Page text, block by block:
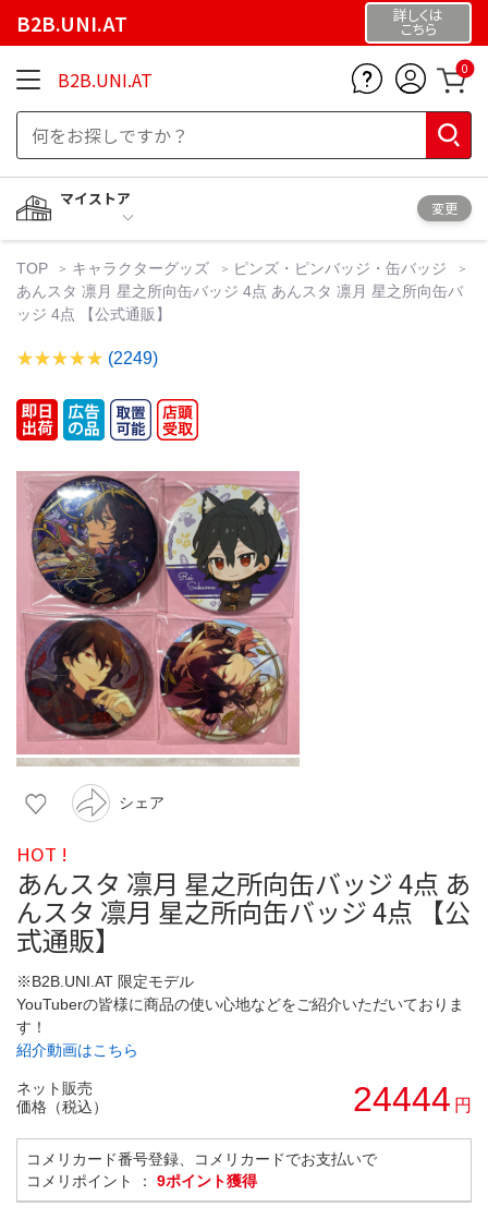
B2B.UNI.AT 詳しくは
こちら
B2B.UNI.AT 0
マイストア
変更
TOP キャラクターグッズ
ピンズ・ピンバッジ・缶バッジ
あんスタ 凛月 星之所向缶バッジ 4点 あんスタ 凛月 星之所向缶バ
ッジ 4点 【公式通販】
(2249)
シェア
HOT !
あんスタ 凛月 星之所向缶バッジ 4点 あ
んスタ 凛月 星之所向缶バッジ 4点 【公
式通販】
※B2B.UNI.AT 限定モデル
YouTuberの皆様に商品の使い心地などをご紹介いただいておりま
す！
紹介動画はこちら
ネット販売
価格（税込）
24444 円
コメリカード番号登録、コメリカードでお支払いで
コメリポイント ： 9ポイント獲得